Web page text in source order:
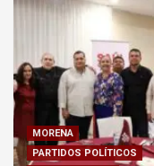
MORENA
PARTIDOS POLÍTICOS